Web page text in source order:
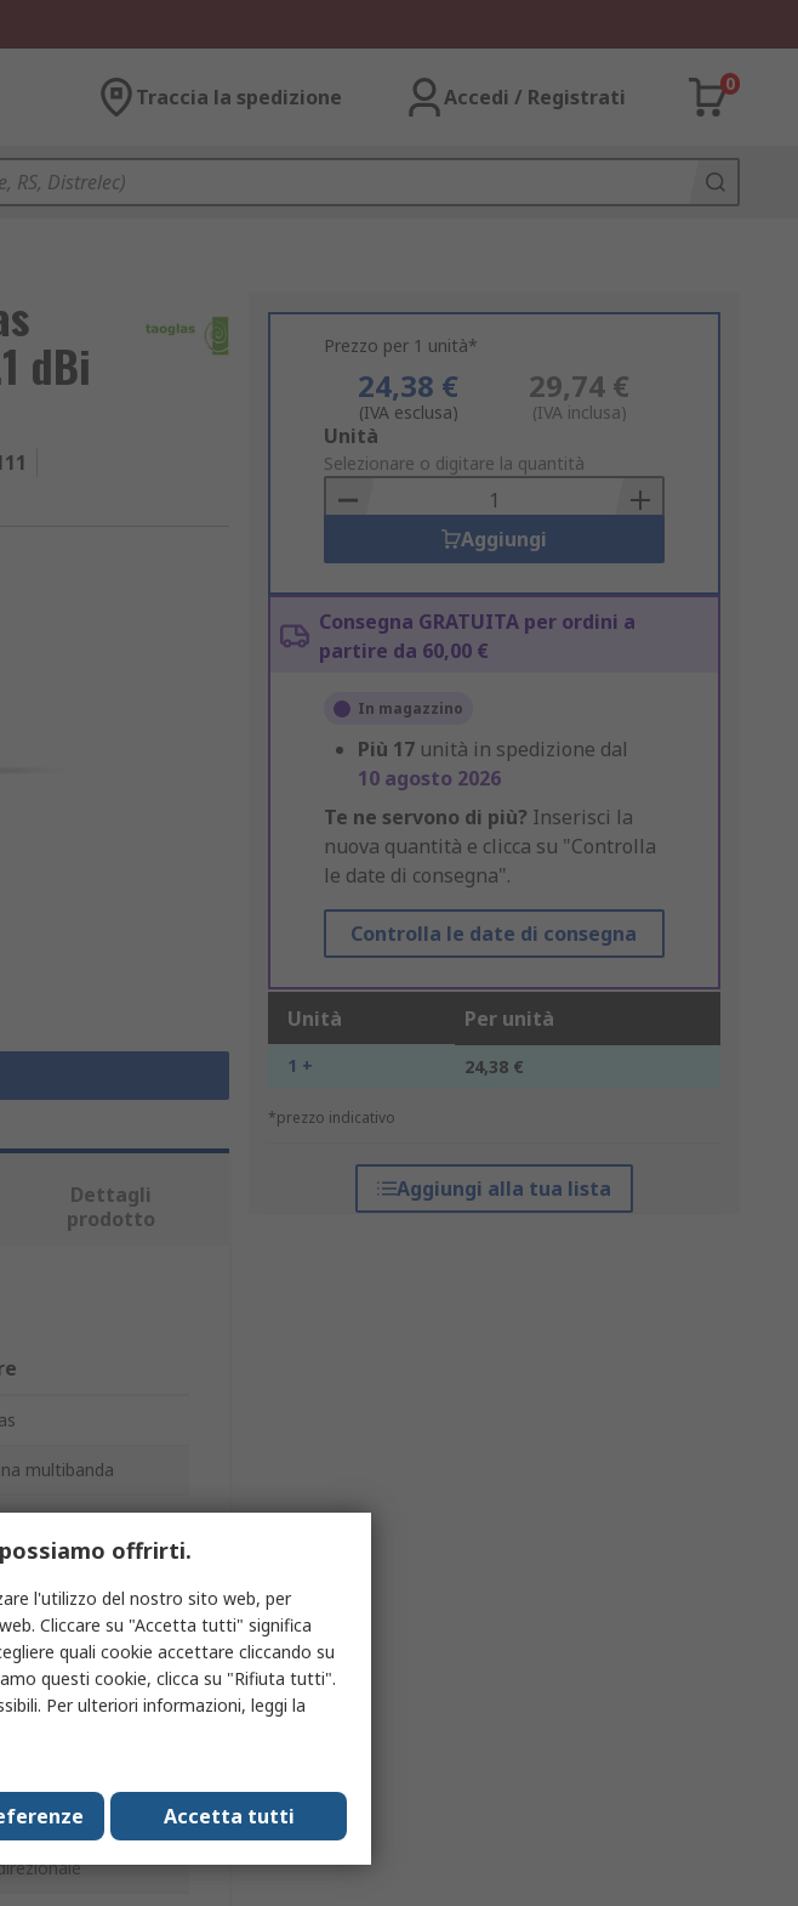
Traccia la spedizione Accedi / Registrati
0
dBi Prezzo per 1 unità*
24,38 €
(IVA esclusa)
29,74 €
(IVA inclusa)
Add
to
Basket
Unità
Selezionare o digitare la quantità
Aggiungi
Consegna GRATUITA per ordini a
partire da 60,00 €
In magazzino
Più 17 unità in spedizione dal
10 agosto 2026
Te ne servono di più? Inserisci la
nuova quantità e clicca su "Controlla
le date di consegna".
Controlla le date di consegna
Unità Per unità
1 + 24,38 €
*prezzo indicativo
Aggiungi alla tua lista
Dettagli
prodotto
multibanda
ISM
offrirti.
l'utilizzo del nostro sito web, per
Cliccare su "Accetta tutti" significa
quali cookie accettare cliccando su
questi cookie, clicca su "Rifiuta tutti".
Per ulteriori informazioni, leggi la
Accetta tutti